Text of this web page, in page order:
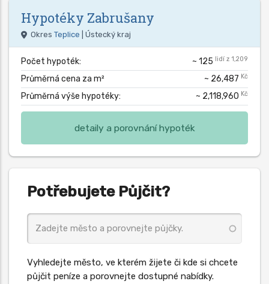
Hypotéky Zabrušany
Okres Teplice | Ústecký kraj
Počet hypoték: ~ 125 lidí z 1,209
Průměrná cena za m² ~ 26,487 Kč
Průměrná výše hypotéky: ~ 2,118,960 Kč
detaily a porovnání hypoték
Potřebujete Půjčit?
Vyhledejte město, ve kterém žijete či kde si chcete
půjčit peníze a porovnejte dostupné nabídky.